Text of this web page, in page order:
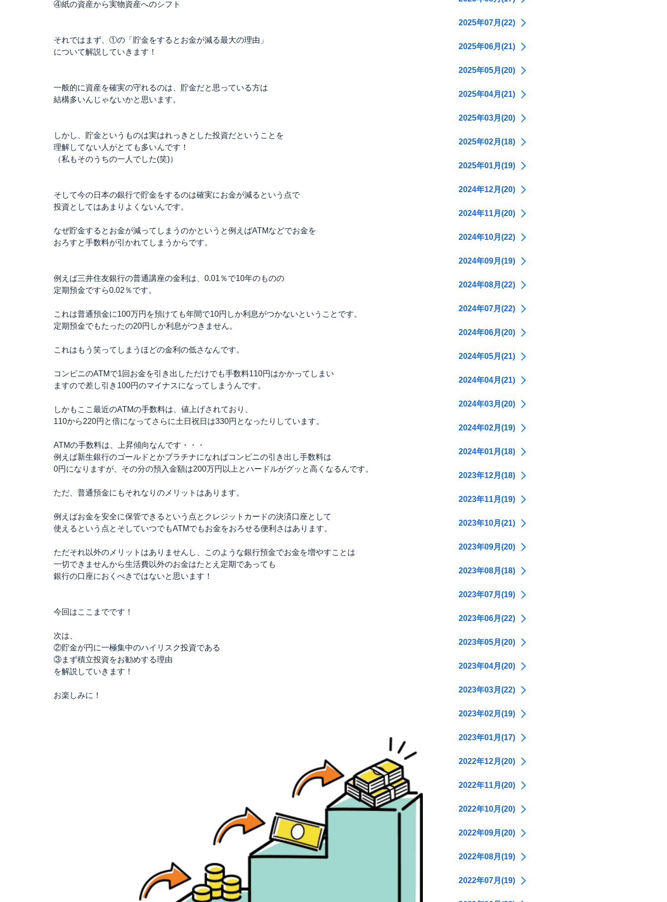
④紙の資産から実物資産へのシフト
それではまず、①の「貯金をするとお金が減る最大の理由」
について解説していきます！
一般的に資産を確実の守れるのは、貯金だと思っている方は
結構多いんじゃないかと思います。
しかし、貯金というものは実はれっきとした投資だということを
理解してない人がとても多いんです！
（私もそのうちの一人でした(笑)）
そして今の日本の銀行で貯金をするのは確実にお金が減るという点で
投資としてはあまりよくないんです。
なぜ貯金するとお金が減ってしまうのかというと例えばATMなどでお金を
おろすと手数料が引かれてしまうからです。
例えば三井住友銀行の普通講座の金利は、0.01％で10年のものの
定期預金ですら0.02％です。
これは普通預金に100万円を預けても年間で10円しか利息がつかないということです。
定期預金でもたったの20円しか利息がつきません。
これはもう笑ってしまうほどの金利の低さなんです。
コンビニのATMで1回お金を引き出しただけでも手数料110円はかかってしまい
ますので差し引き100円のマイナスになってしまうんです。
しかもここ最近のATMの手数料は、値上げされており、
110から220円と倍になってさらに土日祝日は330円となったりしています。
ATMの手数料は、上昇傾向なんです・・・
例えば新生銀行のゴールドとかプラチナになればコンビニの引き出し手数料は
0円になりますが、その分の預入金額は200万円以上とハードルがグッと高くなるんです。
ただ、普通預金にもそれなりのメリットはあります。
例えばお金を安全に保管できるという点とクレジットカードの決済口座として
使えるという点とそしていつでもATMでもお金をおろせる便利さはあります。
ただそれ以外のメリットはありませんし、このような銀行預金でお金を増やすことは
一切できませんから生活費以外のお金はたとえ定期であっても
銀行の口座におくべきではないと思います！
今回はここまでです！
次は、
②貯金が円に一極集中のハイリスク投資である
③まず積立投資をお勧めする理由
を解説していきます！
お楽しみに！
2025年07月(22)
2025年06月(21)
2025年05月(20)
2025年04月(21)
2025年03月(20)
2025年02月(18)
2025年01月(19)
2024年12月(20)
2024年11月(20)
2024年10月(22)
2024年09月(19)
2024年08月(22)
2024年07月(22)
2024年06月(20)
2024年05月(21)
2024年04月(21)
2024年03月(20)
2024年02月(19)
2024年01月(18)
2023年12月(18)
2023年11月(19)
2023年10月(21)
2023年09月(20)
2023年08月(18)
2023年07月(19)
2023年06月(22)
2023年05月(20)
2023年04月(20)
2023年03月(22)
2023年02月(19)
2023年01月(17)
2022年12月(20)
2022年11月(20)
2022年10月(20)
2022年09月(20)
2022年08月(19)
2022年07月(19)